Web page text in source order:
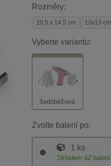
Rozměry:
10,5 x 14,5 cm 13x13 cm
Vyberte variantu:
šedobéžová
Zvolte balení po:
1 ks
Skladem 62 balení